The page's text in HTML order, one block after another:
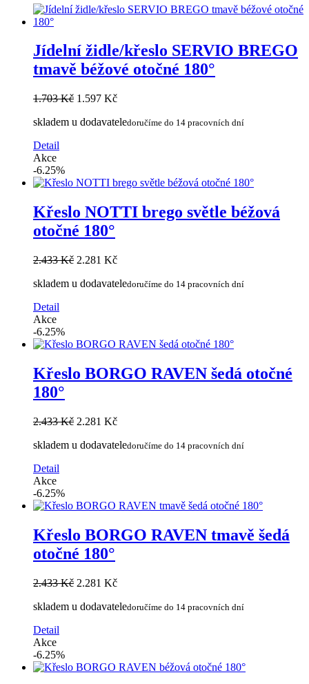
Jídelní židle/křeslo SERVIO BREGO
tmavě béžové otočné 180°
1.703 Kč 1.597 Kč
skladem u dodavateledoručíme do 14 pracovních dní
Detail
Akce
-6.25%
Křeslo NOTTI brego světle béžová
otočné 180°
2.433 Kč 2.281 Kč
skladem u dodavateledoručíme do 14 pracovních dní
Detail
Akce
-6.25%
Křeslo BORGO RAVEN šedá otočné
180°
2.433 Kč 2.281 Kč
skladem u dodavateledoručíme do 14 pracovních dní
Detail
Akce
-6.25%
Křeslo BORGO RAVEN tmavě šedá
otočné 180°
2.433 Kč 2.281 Kč
skladem u dodavateledoručíme do 14 pracovních dní
Detail
Akce
-6.25%